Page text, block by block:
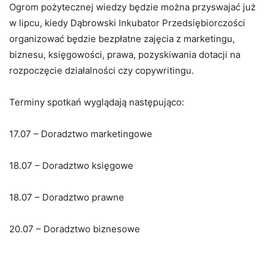
Ogrom pożytecznej wiedzy będzie można przyswajać już
w lipcu, kiedy Dąbrowski Inkubator Przedsiębiorczości
organizować będzie bezpłatne zajęcia z marketingu,
biznesu, księgowości, prawa, pozyskiwania dotacji na
rozpoczęcie działalności czy copywritingu.
Terminy spotkań wyglądają następująco:
17.07 – Doradztwo marketingowe
18.07 – Doradztwo księgowe
18.07 – Doradztwo prawne
20.07 – Doradztwo biznesowe